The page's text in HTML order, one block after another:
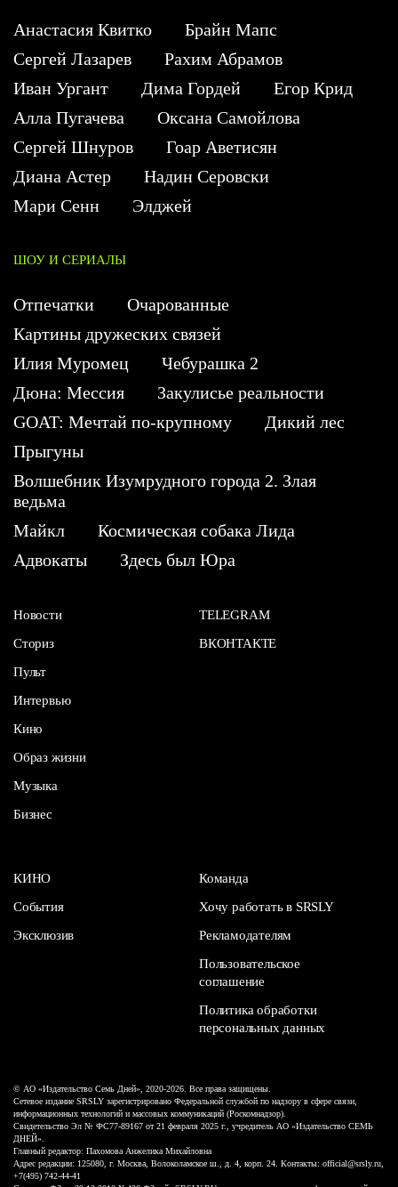
Анастасия Квитко
Брайн Мапс
Сергей Лазарев
Рахим Абрамов
Иван Ургант
Дима Гордей
Егор Крид
Алла Пугачева
Оксана Самойлова
Сергей Шнуров
Гоар Аветисян
Диана Астер
Надин Серовски
Мари Сенн
Элджей
ШОУ И СЕРИАЛЫ
Отпечатки
Очарованные
Картины дружеских связей
Илия Муромец
Чебурашка 2
Дюна: Мессия
Закулисье реальности
GOAT: Мечтай по-крупному
Дикий лес
Прыгуны
Волшебник Изумрудного города 2. Злая
ведьма
Майкл
Космическая собака Лида
Адвокаты
Здесь был Юра
Новости
Сториз
Пульт
Интервью
Кино
Образ жизни
Музыка
Бизнес
TELEGRAM
ВКОНТАКТЕ
КИНО
События
Эксклюзив
Команда
Хочу работать в SRSLY
Рекламодателям
Пользовательское
соглашение
Политика обработки
персональных данных
© АО «Издательство Семь Дней», 2020-2026. Все права защищены.
Сетевое издание SRSLY зарегистрировано Федеральной службой по надзору в сфере связи,
информационных технологий и массовых коммуникаций (Роскомнадзор).
Свидетельство Эл № ФС77-89167 от 21 февраля 2025 г., учредитель АО «Издательство СЕМЬ
ДНЕЙ».
Главный редактор: Пахомова Анжелика Михайловна
Адрес редакции: 125080, г. Москва, Волоколамское ш., д. 4, корп. 24. Контакты: official@srsly.ru,
+7(495) 742-44-41